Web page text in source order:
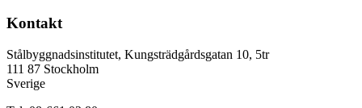
Kontakt
Stålbyggnadsinstitutet, Kungsträdgårdsgatan 10, 5tr
111 87 Stockholm
Sverige